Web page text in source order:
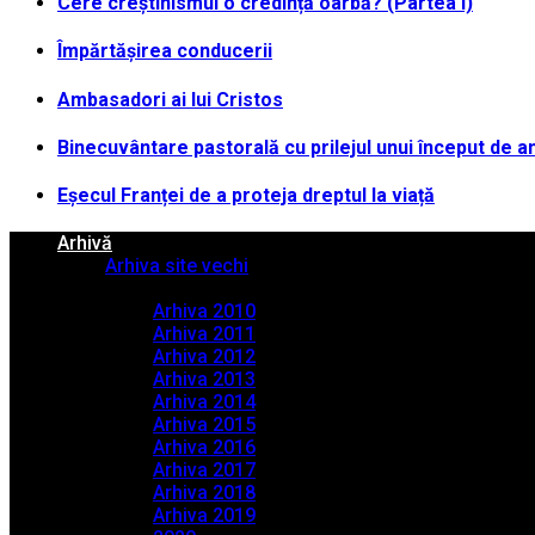
Împărtășirea conducerii
Ambasadori ai lui Cristos
Binecuvântare pastorală cu prilejul unui început de
Eșecul Franței de a proteja dreptul la viață
Arhivă
Arhiva site vechi
Arhiva 2010
Arhiva 2011
Arhiva 2012
Arhiva 2013
Arhiva 2014
Arhiva 2015
Arhiva 2016
Arhiva 2017
Arhiva 2018
Arhiva 2019